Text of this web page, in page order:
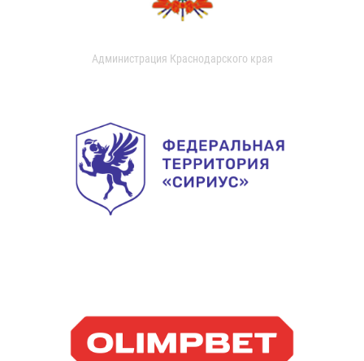
Администрация Краснодарского края